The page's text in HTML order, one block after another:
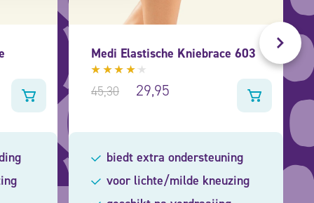
Medi Elastische Kniebrace 603
Gewaardeerd
4.00
45,30 29,95
biedt extra ondersteuning
voor lichte/milde kneuzing